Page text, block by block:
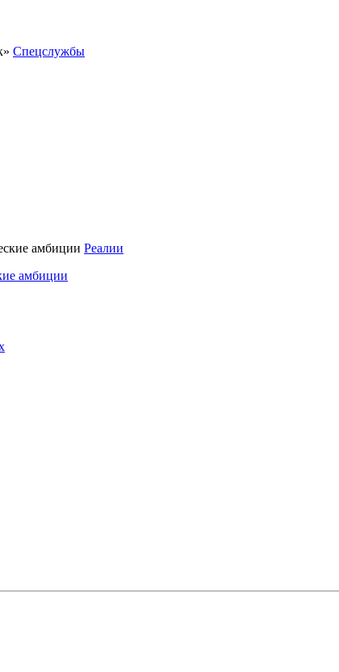
Спецслужбы
Реалии
амбиции